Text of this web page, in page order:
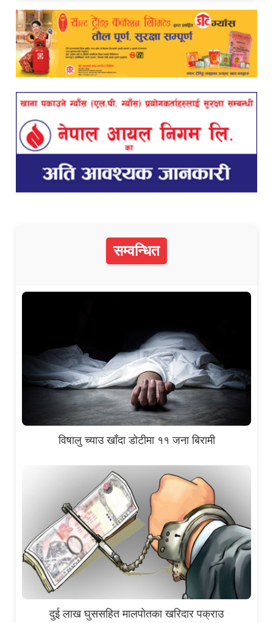
सम्वन्धित
विषालु च्याउ खाँदा डोटीमा ११ जना बिरामी
दुई लाख घुससहित मालपोतका खरिदार पक्राउ